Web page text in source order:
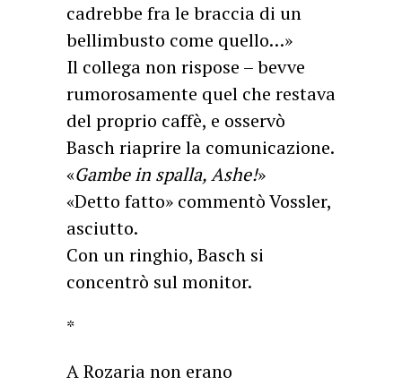
cadrebbe fra le braccia di un
bellimbusto come quello…»
Il collega non rispose – bevve
rumorosamente quel che restava
del proprio caffè, e osservò
Basch riaprire la comunicazione.
«Gambe in spalla, Ashe!»
«Detto fatto» commentò Vossler,
asciutto.
Con un ringhio, Basch si
concentrò sul monitor.
*
A Rozaria non erano